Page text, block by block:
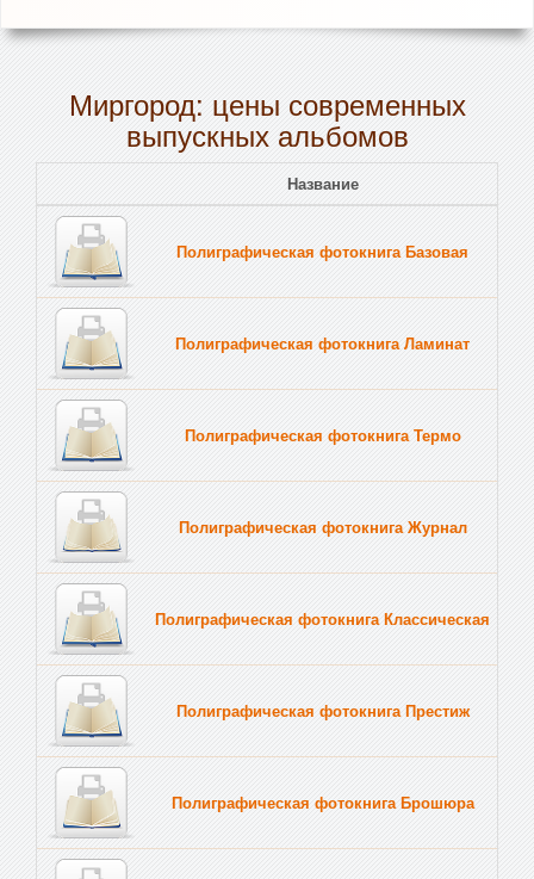
Миргород: цены современных
выпускных альбомов
Название
Полиграфическая фотокнига Базовая
Полиграфическая фотокнига Ламинат
Полиграфическая фотокнига Термо
Полиграфическая фотокнига Журнал
Полиграфическая фотокнига Классическая
Полиграфическая фотокнига Престиж
Полиграфическая фотокнига Брошюра